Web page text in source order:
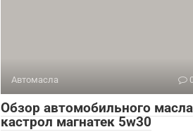
Автомасла
Обзор автомобильного масла
кастрол магнатек 5w30